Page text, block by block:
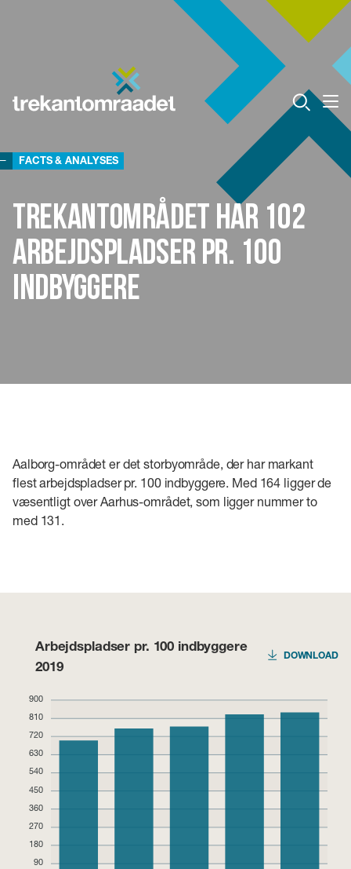
FACTS & ANALYSES
Trekantområdet har 102
arbejdspladser pr. 100
indbyggere
Aalborg-området er det storbyområde, der har markant
flest arbejdspladser pr. 100 indbyggere. Med 164 ligger de
væsentligt over Aarhus-området, som ligger nummer to
med 131.
Arbejdspladser pr. 100 indbyggere
2019
900
810
720
630
540
450
360
270
180
90
DOWNLOAD